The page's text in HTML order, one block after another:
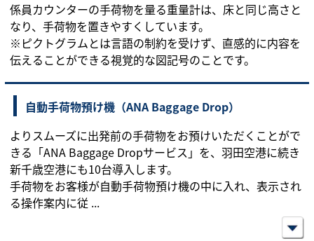
係員カウンターの手荷物を量る重量計は、床と同じ高さと
なり、手荷物を置きやすくしています。
※ピクトグラムとは言語の制約を受けず、直感的に内容を
伝えることができる視覚的な図記号のことです。
自動手荷物預け機（ANA Baggage Drop）
よりスムーズに出発前の手荷物をお預けいただくことがで
きる「ANA Baggage Dropサービス」を、羽田空港に続き
新千歳空港にも10台導入します。
手荷物をお客様が自動手荷物預け機の中に入れ、表示され
る操作案内に従 ...